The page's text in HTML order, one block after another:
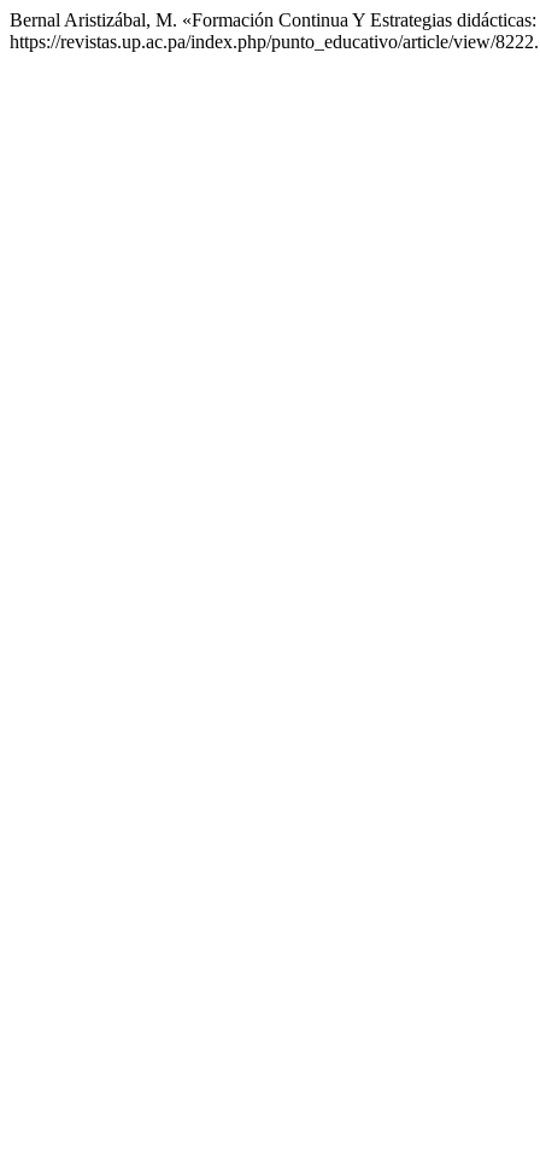
Bernal Aristizábal, M. «Formación Continua Y Estrategias
https://revistas.up.ac.pa/index.php/punto_educativo/article/view/8222.